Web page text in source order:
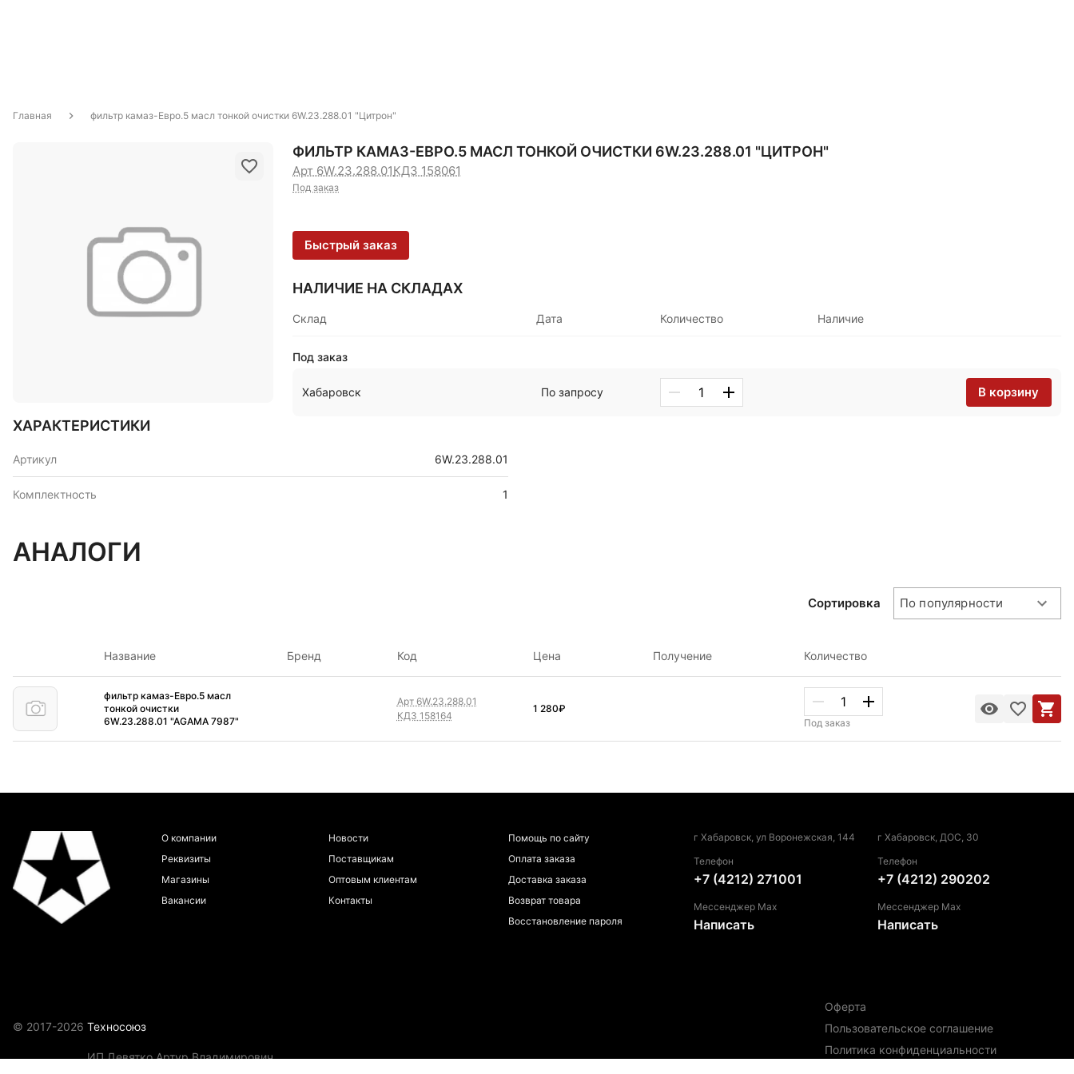
Главная фильтр камаз-Евро.5 масл тонкой очистки 6W.23.288.01 "Цитрон"
ФИЛЬТР КАМАЗ-ЕВРО.5 МАСЛ ТОНКОЙ ОЧИСТКИ 6W.23.288.01 "ЦИТРОН"
Арт 6W.23.288.01КДЗ 158061
Под заказ
Быстрый заказ
НАЛИЧИЕ НА СКЛАДАХ
Склад Дата Количество Наличие
Под заказ
Хабаровск По запросу В корзину
ХАРАКТЕРИСТИКИ
Артикул 6W.23.288.01
Комплектность 1
АНАЛОГИ
Сортировка По популярности
Название Бренд Код Цена Получение Количество
фильтр камаз-Евро.5 масл
тонкой очистки
6W.23.288.01 "AGAMA 7987"
Арт 6W.23.288.01
КДЗ 158164
1 280₽
Под заказ
О компании
Реквизиты
Магазины
Вакансии
Новости
Поставщикам
Оптовым клиентам
Контакты
Помощь по сайту
Оплата заказа
Доставка заказа
Возврат товара
Восстановление пароля
г Хабаровск, ул Воронежская, 144
Телефон
+7 (4212) 271001
Мессенджер Max
Написать
г Хабаровск, ДОС, 30
Телефон
+7 (4212) 290202
Мессенджер Max
Написать
© 2017-2026 Техносоюз
ИП Девятко Артур Владимирович
Оферта
Пользовательское соглашение
Политика конфиденциальности